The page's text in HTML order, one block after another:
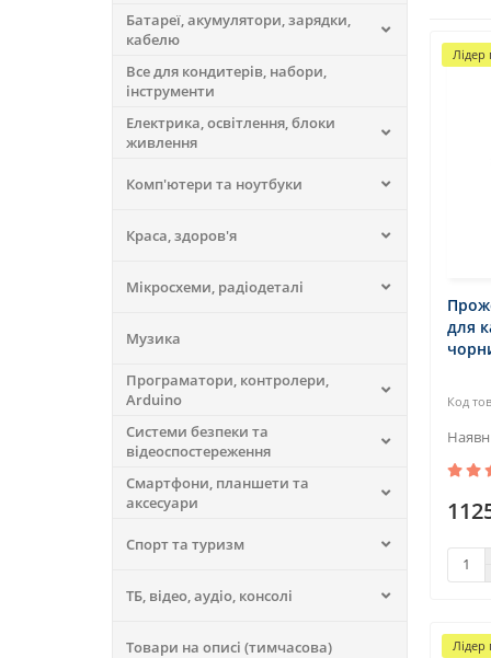
Батареї, акумулятори, зарядки,
кабелю
Все для кондитерів, набори,
інструменти
Електрика, освітлення, блоки
живлення
Комп'ютери та ноутбуки
Краса, здоров'я
Мікросхеми, радіодеталі
Музика
Програматори, контролери,
Arduino
Системи безпеки та
відеоспостереження
Смартфони, планшети та
аксесуари
Спорт та туризм
ТБ, відео, аудіо, консолі
Товари на описі (тимчасова)
для